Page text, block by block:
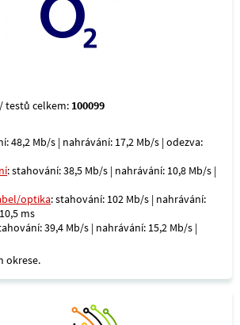
/ testů celkem: 100099
48,2 Mb/s | nahrávání: 17,2 Mb/s | odezva:
: stahování: 38,5 Mb/s | nahrávání: 10,8 Mb/s |
optika: stahování: 102 Mb/s | nahrávání:
ms
39,4 Mb/s | nahrávání: 15,2 Mb/s |
okrese.